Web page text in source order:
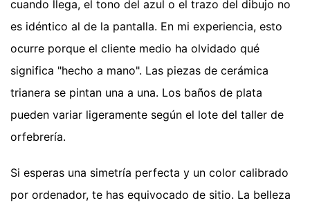
cuando llega, el tono del azul o el trazo del dibujo no
es idéntico al de la pantalla. En mi experiencia, esto
ocurre porque el cliente medio ha olvidado qué
significa "hecho a mano". Las piezas de cerámica
trianera se pintan una a una. Los baños de plata
pueden variar ligeramente según el lote del taller de
orfebrería.
Si esperas una simetría perfecta y un color calibrado
por ordenador, te has equivocado de sitio. La belleza